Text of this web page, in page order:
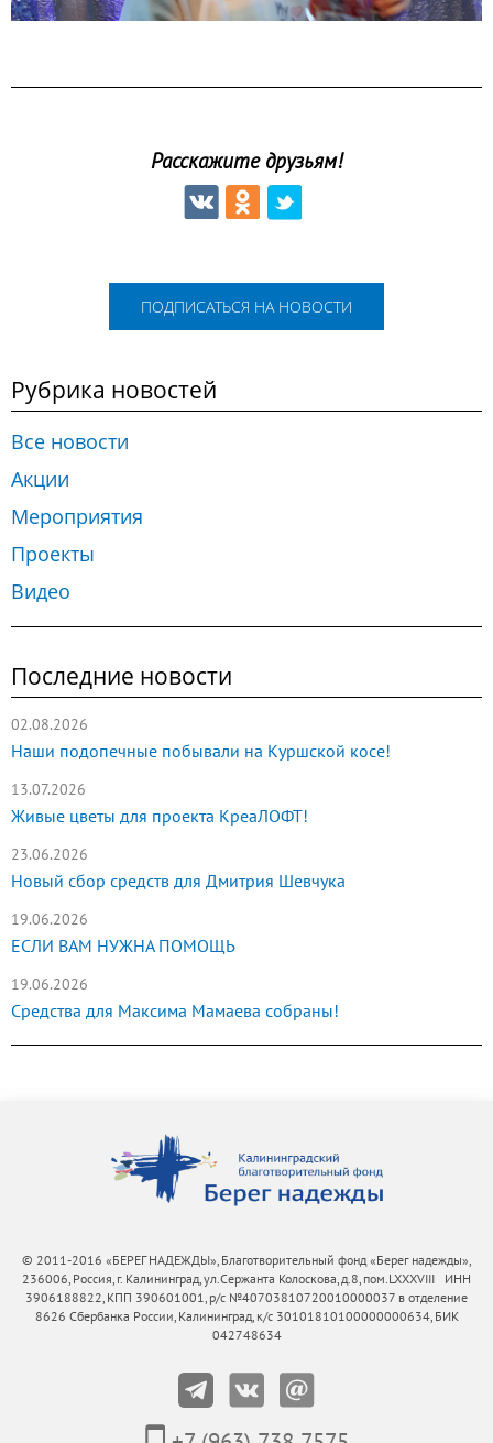
Расскажите друзьям!
ПОДПИСАТЬСЯ НА НОВОСТИ
Рубрика новостей
Все новости
Акции
Мероприятия
Проекты
Видео
Последние новости
02.08.2026
Наши подопечные побывали на Куршской косе!
13.07.2026
Живые цветы для проекта КреаЛОФТ!
23.06.2026
Новый сбор средств для Дмитрия Шевчука
19.06.2026
ЕСЛИ ВАМ НУЖНА ПОМОЩЬ
19.06.2026
Средства для Максима Мамаева собраны!
© 2011-2016 «БЕРЕГ НАДЕЖДЫ», Благотворительный фонд «Берег надежды»,
236006, Россия, г. Калининград, ул.Сержанта Колоскова, д.8, пом.LXXXVIII ИНН
3906188822, КПП 390601001, р/с №40703810720010000037 в отделение
8626 Сбербанка России, Калининград, к/с 30101810100000000634, БИК
042748634